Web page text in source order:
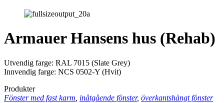
Armauer Hansens hus (Rehab)
Utvendig farge: RAL 7015 (Slate Grey)
Innvendig farge: NCS 0502-Y (Hvit)
Produkter
Fönster med fast karm inåtgående fönster, överkantshängt fönster